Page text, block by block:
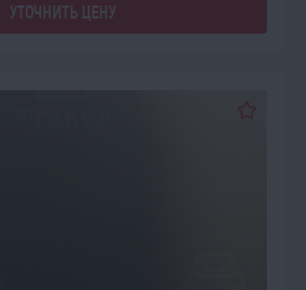
УТОЧНИТЬ ЦЕНУ